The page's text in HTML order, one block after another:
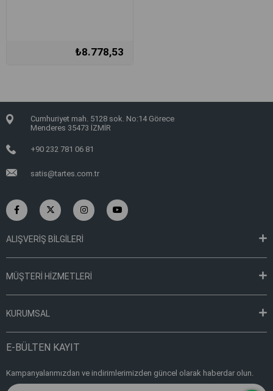
₺8.778,53
Cumhuriyet mah. 5128 sok. No:14 Görece
Menderes 35473 İZMİR
+90 232 781 06 81
satis@tartes.com.tr
ALIŞVERİŞ BİLGİLERİ
MÜŞTERİ HİZMETLERİ
KURUMSAL
E-BÜLTEN KAYIT
Kampanyalarımızdan ve indirimlerimizden güncel olarak haberdar olun.